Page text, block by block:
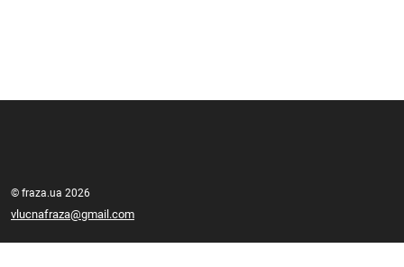
© fraza.ua 2026
vlucnafraza@gmail.com